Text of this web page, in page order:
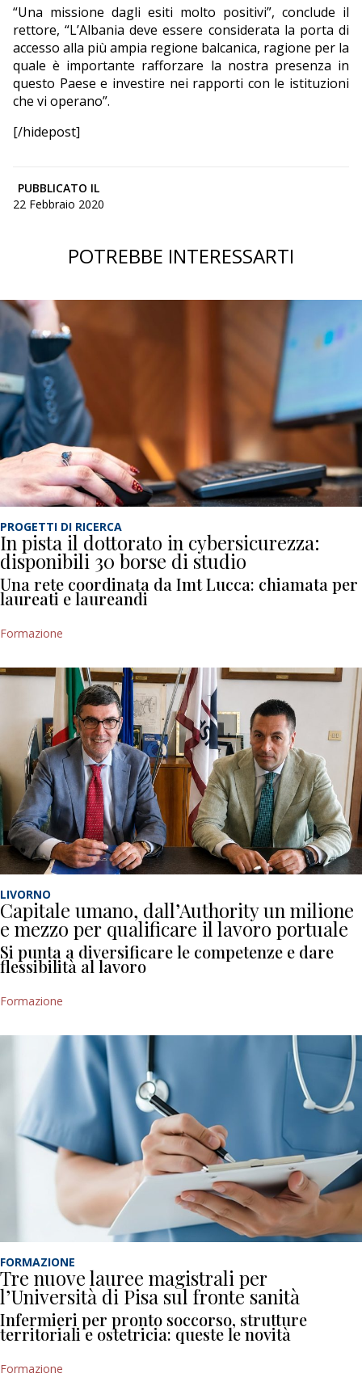
“Una missione dagli esiti molto positivi”, conclude il
rettore, “L’Albania deve essere considerata la porta di
accesso alla più ampia regione balcanica, ragione per la
quale è importante rafforzare la nostra presenza in
questo Paese e investire nei rapporti con le istituzioni
che vi operano”.
[/hidepost]
PUBBLICATO IL
22 Febbraio 2020
POTREBBE INTERESSARTI
PROGETTI DI RICERCA
In pista il dottorato in cybersicurezza:
disponibili 30 borse di studio
Una rete coordinata da Imt Lucca: chiamata per
laureati e laureandi
Formazione
LIVORNO
Capitale umano, dall’Authority un milione
e mezzo per qualificare il lavoro portuale
Si punta a diversificare le competenze e dare
flessibilità al lavoro
Formazione
FORMAZIONE
Tre nuove lauree magistrali per
l’Università di Pisa sul fronte sanità
Infermieri per pronto soccorso, strutture
territoriali e ostetricia: queste le novità
Formazione